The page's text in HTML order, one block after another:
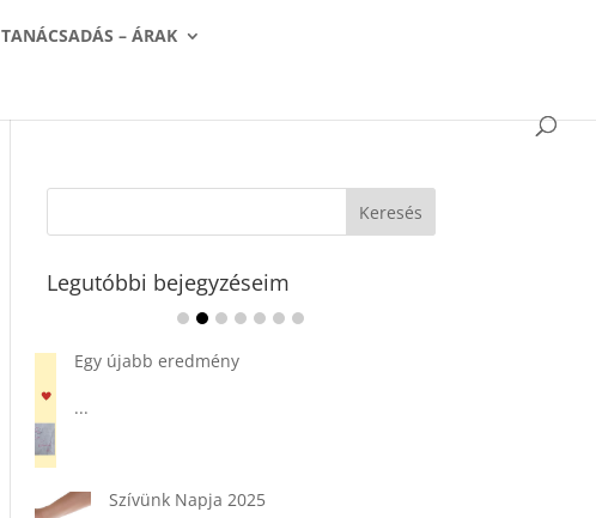
TANÁCSADÁS – ÁRAK
Legutóbbi bejegyzéseim
Ádvent 1. vasárnapja🌟
Tárkonyos csirkeragu leves